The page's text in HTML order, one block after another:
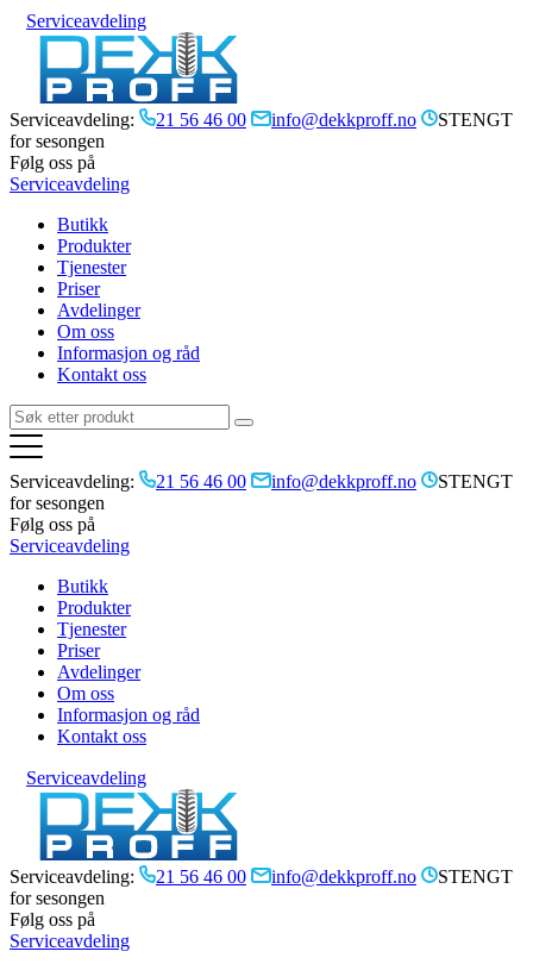
Serviceavdeling
Serviceavdeling: 21 56 46 00 info@dekkproff.no
STENGT
for sesongen
Følg oss på
Serviceavdeling
Butikk
Produkter
Tjenester
Priser
Avdelinger
Om oss
Informasjon og råd
Kontakt oss
Serviceavdeling: 21 56 46 00 info@dekkproff.no
STENGT
for sesongen
Følg oss på
Serviceavdeling
Butikk
Produkter
Tjenester
Priser
Avdelinger
Om oss
Informasjon og råd
Kontakt oss
Serviceavdeling
Serviceavdeling: 21 56 46 00 info@dekkproff.no
STENGT
for sesongen
Følg oss på
Serviceavdeling